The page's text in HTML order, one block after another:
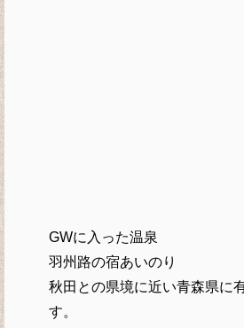
GWに入った温泉
羽州路の宿あいのり
秋田との県境に近い青森県に
す。